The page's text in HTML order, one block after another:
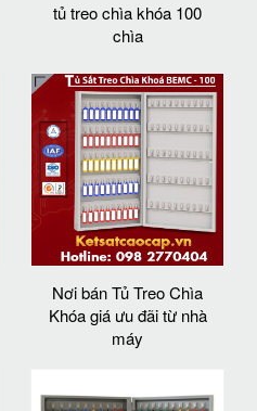
tủ treo chìa khóa 100
chìa
Nơi bán Tủ Treo Chìa
Khóa giá ưu đãi từ nhà
máy